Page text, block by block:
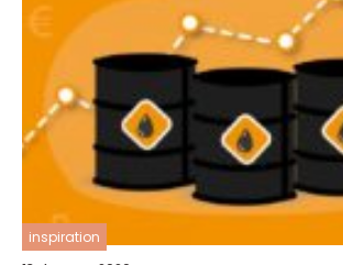
inspiration